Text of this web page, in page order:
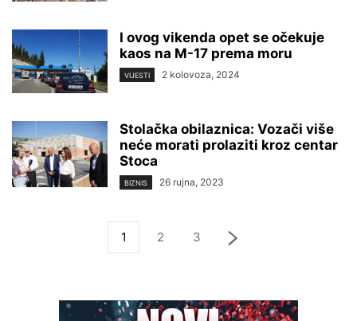
I ovog vikenda opet se očekuje
kaos na M-17 prema moru
VIJESTI 2 kolovoza, 2024
Stolačka obilaznica: Vozači više
neće morati prolaziti kroz centar
Stoca
BIZNIS 26 rujna, 2023
1 2 3